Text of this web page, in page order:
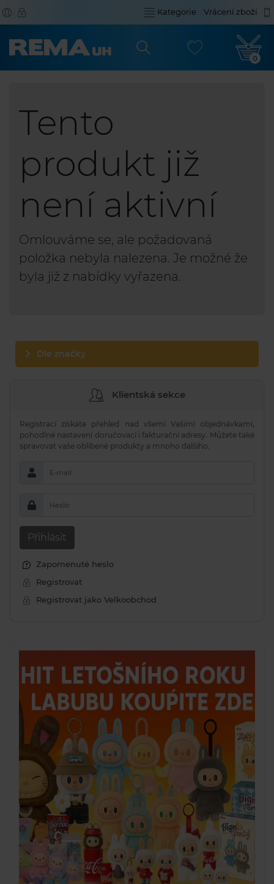
Kategorie Vrácení zboží
0
Tento
produkt již
není aktivní
Omlouváme se, ale požadovaná
položka nebyla nalezena. Je možné že
byla již z nabídky vyřazena.
Dle značky
Klientská sekce
Registrací získáte přehled nad všemi Vašimi objednávkami,
pohodlné nastavení doručovací i fakturační adresy. Můžete také
spravovat vaše oblíbené produkty a mnoho dalšího.
E-mail
Heslo
Přihlásit
Zapomenuté heslo
Registrovat
Registrovat jako Velkoobchod